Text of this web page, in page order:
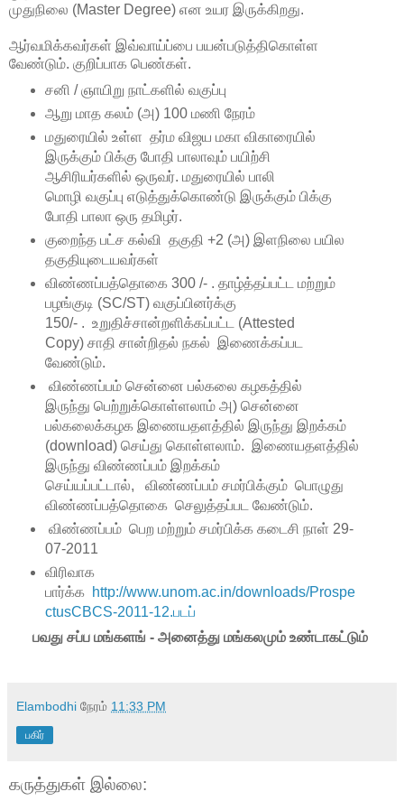
முதுநிலை (Master Degree) என உயர இருக்கிறது.
ஆர்வமிக்கவர்கள் இவ்வாய்ப்பை பயன்படுத்திகொள்ள
வேண்டும். குறிப்பாக பெண்கள்.
சனி / ஞாயிறு நாட்களில் வகுப்பு
ஆறு மாத கலம் (அ) 100 மணி நேரம்
மதுரையில் உள்ள தர்ம விஜய மகா விகாரையில்
இருக்கும் பிக்கு போதி பாலாவும் பயிற்சி
ஆசிரியர்களில் ஒருவர். மதுரையில் பாலி
மொழி வகுப்பு எடுத்துக்கொண்டு இருக்கும் பிக்கு
போதி பாலா ஒரு தமிழர்.
குறைந்த பட்ச கல்வி தகுதி +2 (அ) இளநிலை பயில
தகுதியுடையவர்கள்
விண்ணப்பத்தொகை 300 /- . தாழ்த்தப்பட்ட மற்றும்
பழங்குடி (SC/ST) வகுப்பினர்க்கு
150/- . உறுதிச்சான்றளிக்கப்பட்ட (Attested
Copy) சாதி சான்றிதல் நகல் இணைக்கப்பட
வேண்டும்.
விண்ணப்பம் சென்னை பல்கலை கழகத்தில்
இருந்து பெற்றுக்கொள்ளலாம் அ) சென்னை
பல்கலைக்கழக இணையதளத்தில் இருந்து இறக்கம்
(download) செய்து கொள்ளலாம். இணையதளத்தில்
இருந்து விண்ணப்பம் இறக்கம்
செய்யப்பட்டால், விண்ணப்பம் சமர்பிக்கும் பொழுது
விண்ணப்பத்தொகை செலுத்தப்பட வேண்டும்.
விண்ணப்பம் பெற மற்றும் சமர்பிக்க கடைசி நாள் 29-
07-2011
விரிவாக
பார்க்க http://www.unom.ac.in/downloads/Prospe
ctusCBCS-2011-12.படப்
பவது சப்ப மங்களங் - அனைத்து மங்கலமும் உண்டாகட்டும்
Elambodhi நேரம் 11:33 PM
பகிர்
கருத்துகள் இல்லை: